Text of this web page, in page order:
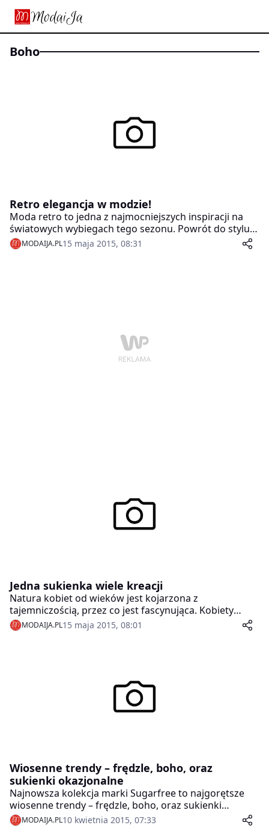
boho
Retro elegancja w modzie!
Moda retro to jedna z najmocniejszych inspiracji na
światowych wybiegach tego sezonu. Powrót do stylu
ubiegłych dekad pokazuje, że kultowe fasony są
niezbędnym elementem damskiej garderoby. Trend
MODAIJA.PL15 maja 2015, 08:31
Jedna sukienka wiele kreacji
Natura kobiet od wieków jest kojarzona z
tajemniczością, przez co jest fascynująca. Kobiety
uwielbiają się zmieniać, zaskakiwać, kusić i przyciągać
spojrzenia. Lubią także zakładać na siebie to, co
wiemy ma swoje ograniczenia. Odpowiedzią jest
suknia, którą można włożyć zarówno na romantyczną
kolację jak i oficjalne wyjście. Problem rozwiązują
MODAIJA.PL15 maja 2015, 08:01
Wiosenne trendy – frędzle, boho, oraz
sukienki okazjonalne
Najnowsza kolekcja marki Sugarfree to najgorętsze
wiosenne trendy – frędzle, boho, oraz sukienki
okazjonalne, w których każda kobieta znajdzie coś dla
MODAIJA.PL10 kwietnia 2015, 07:33